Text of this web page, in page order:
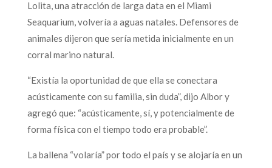
Lolita, una atracción de larga data en el Miami
Seaquarium, volvería a aguas natales. Defensores de
animales dijeron que sería metida inicialmente en un
corral marino natural.
“Existía la oportunidad de que ella se conectara
acústicamente con su familia, sin duda”, dijo Albor y
agregó que: “acústicamente, sí, y potencialmente de
forma física con el tiempo todo era probable”.
La ballena “volaría” por todo el país y se alojaría en un